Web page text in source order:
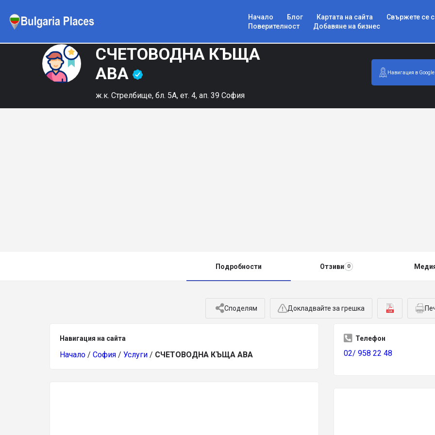
Начало Блог Картата на сайта
Свържете се
Поверителност
Добавяне на бизнес
СЧЕТОВОДНА КЪЩА
АВА
ж.к. Стрелбище, бл. 5А, ет. 4, ап. 39 София
Навигация в Google
Подробности Отзиви 0
Споделям Докладвайте за грешка
Навигация на сайта
Начало / София / Услуги / СЧЕТОВОДНА КЪЩА АВА
Телефон
02/ 958 22 48